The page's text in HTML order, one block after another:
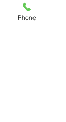
Phone